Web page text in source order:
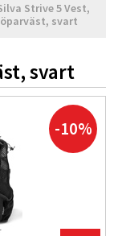
Strive 5 Vest,
svart
svart
-10%